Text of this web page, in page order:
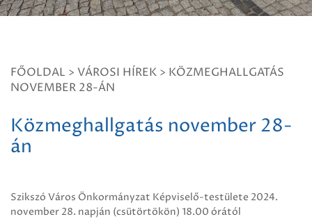
FŐOLDAL > VÁROSI HÍREK > KÖZMEGHALLGATÁS
NOVEMBER 28-ÁN
Közmeghallgatás november 28-
án
Szikszó Város Önkormányzat Képviselő-testülete 2024.
november 28. napján (csütörtökön) 18.00 órától